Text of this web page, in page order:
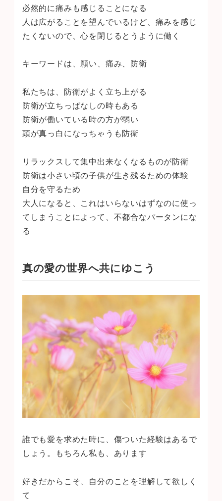
必然的に痛みも感じることになる
人は広がることを望んでいるけど、痛みを感じ
たくないので、心を閉じるとうように働く
キーワードは、願い、痛み、防衛
私たちは、防衛がよく立ち上がる
防衛が立ちっぱなしの時もある
防衛が働いている時の方が弱い
頭が真っ白になっちゃうも防衛
リラックスして集中出来なくなるものが防衛
防衛は小さい頃の子供が生き残るための体験
自分を守るため
大人になると、これはいらないはずなのに使っ
てしまうことによって、不都合なパータンにな
る
真の愛の世界へ共にゆこう
誰でも愛を求めた時に、傷ついた経験はあるで
しょう。もちろん私も、あります
好きだからこそ、自分のことを理解して欲しく
て